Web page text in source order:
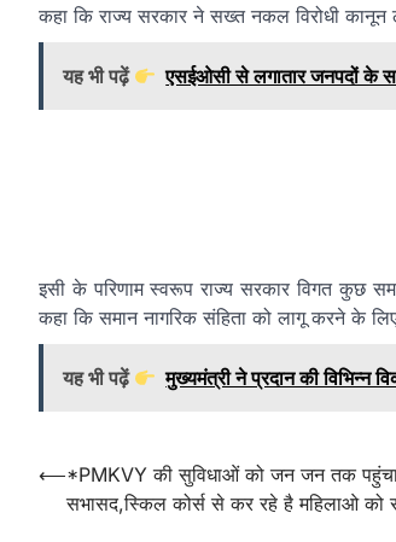
कहा कि राज्य सरकार ने सख्त नकल विरोधी
यह भी पढ़ें एसईओसी से लगातार जनपदों के
इसी के परिणाम स्वरूप राज्य सरकार विगत कुछ
कहा कि समान नागरिक संहिता को लागू करने के
यह भी पढ़ें मुख्यमंत्री ने प्रदान की विभिन्न
Post
navigation
⟵*PMKVY की सुविधाओं को जन जन तक पहुंचा
सभासद,स्किल कोर्स से कर रहे है महिलाओ को